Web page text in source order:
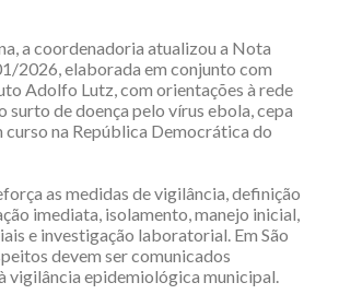
a coordenadoria atualizou a Nota
2026, elaborada em conjunto com
Adolfo Lutz, com orientações à rede
surto de doença pelo vírus ebola, cepa
curso na República Democrática do
as medidas de vigilância, definição
imediata, isolamento, manejo inicial,
e investigação laboratorial. Em São
devem ser comunicados
vigilância epidemiológica municipal.